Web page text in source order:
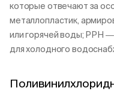
которые отвечают за
металлопластик,
или горячей воды; РРН
для холодного